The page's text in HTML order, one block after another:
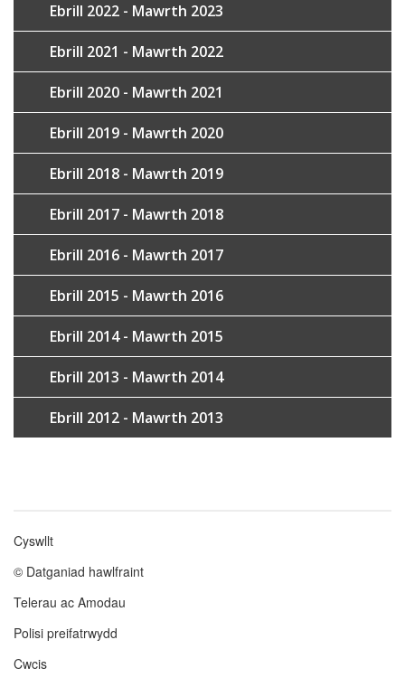
Ebrill 2022 - Mawrth 2023
Ebrill 2021 - Mawrth 2022
Ebrill 2020 - Mawrth 2021
Ebrill 2019 - Mawrth 2020
Ebrill 2018 - Mawrth 2019
Ebrill 2017 - Mawrth 2018
Ebrill 2016 - Mawrth 2017
Ebrill 2015 - Mawrth 2016
Ebrill 2014 - Mawrth 2015
Ebrill 2013 - Mawrth 2014
Ebrill 2012 - Mawrth 2013
Footer
menu
Cyswllt
© Datganiad hawlfraint
Telerau ac Amodau
Polisi preifatrwydd
Cwcis